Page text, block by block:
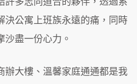
決公寓上班族永遠的痛，同時
沙盡一份心力。
辦大樓、溫馨家庭通通都是我